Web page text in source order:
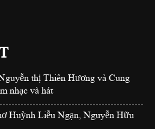
thị Thiên Hương và Cung
nhạc và hát
Huỳnh Liễu Ngạn, Nguyễn Hữu